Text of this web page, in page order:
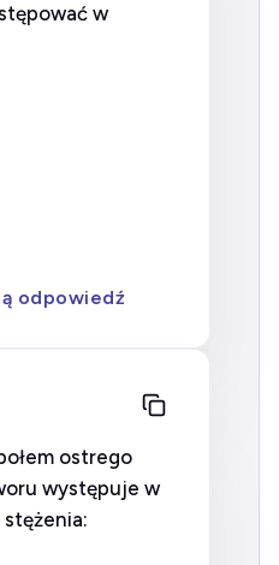
w
odpowiedź
ostrego
występuje w